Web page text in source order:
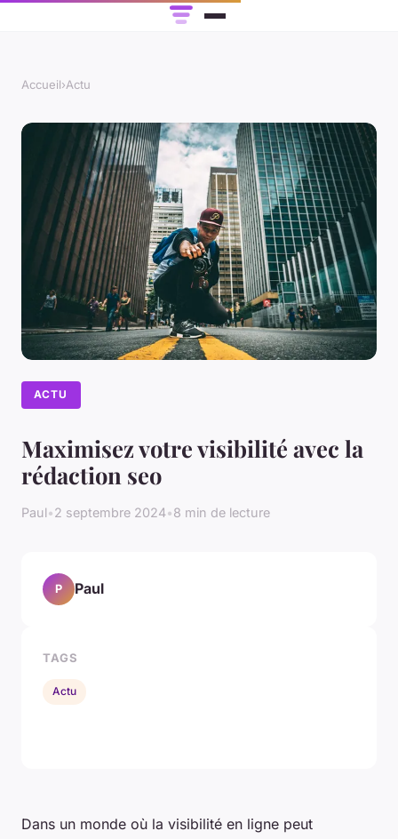
Accueil›Actu
ACTU
Maximisez votre visibilité avec la
rédaction seo
Paul•2 septembre 2024•8 min de lecture
Dans un monde où la visibilité en ligne peut
P Paul
TAGS
Actu